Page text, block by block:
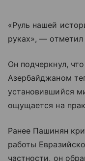
«Руль нашей
руках», — отметил
Он подчеркнул,
Азербайджаном
установившийся
ощущается на
Ранее Пашинян
работы
частности, он